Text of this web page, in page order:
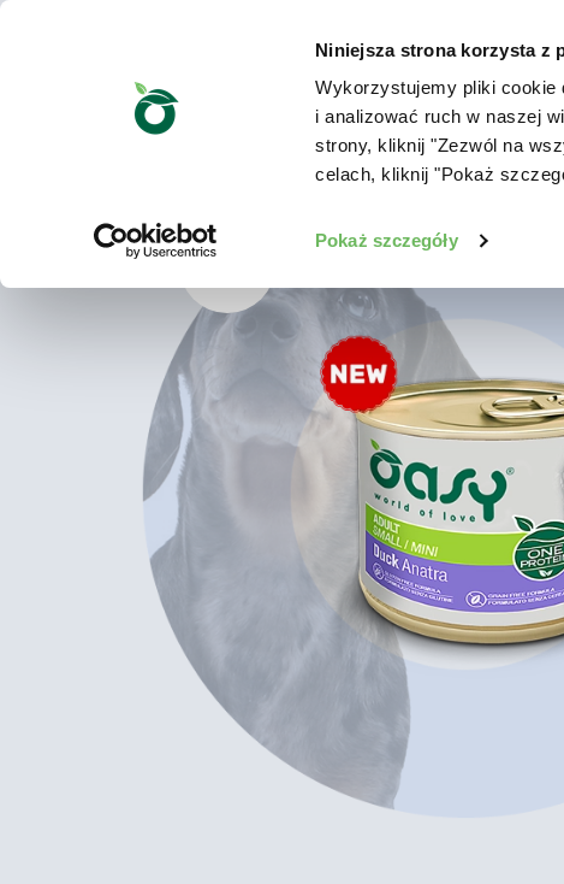
Niniejsza strona korzysta z
Wykorzystujemy pliki cookie
i analizować ruch w naszej
strony, kliknij "Zezwól na
celach, kliknij "Pokaż
Pokaż szczegóły